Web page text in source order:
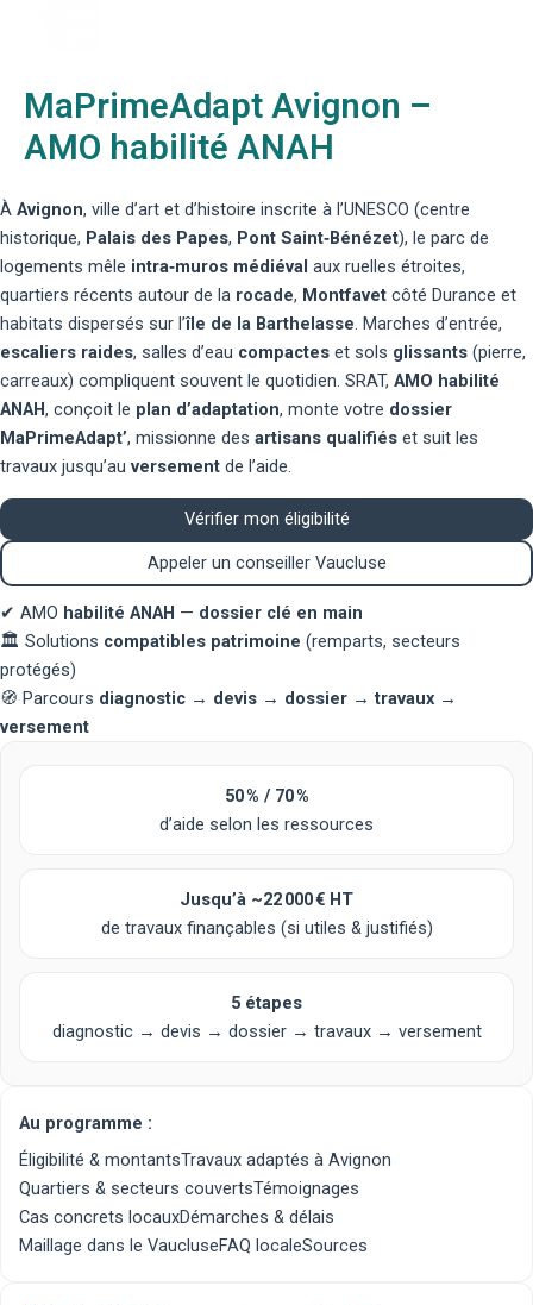
MaPrimeAdapt Avignon –
AMO habilité ANAH
À Avignon, ville d’art et d’histoire inscrite à l’UNESCO (centre
historique, Palais des Papes, Pont Saint‑Bénézet), le parc de
logements mêle intra‑muros médiéval aux ruelles étroites,
quartiers récents autour de la rocade, Montfavet côté Durance et
habitats dispersés sur l’île de la Barthelasse. Marches d’entrée,
escaliers raides, salles d’eau compactes et sols glissants (pierre,
carreaux) compliquent souvent le quotidien. SRAT, AMO habilité
ANAH, conçoit le plan d’adaptation, monte votre dossier
MaPrimeAdapt’, missionne des artisans qualifiés et suit les
travaux jusqu’au versement de l’aide.
Vérifier mon éligibilité
Appeler un conseiller Vaucluse
✔ AMO habilité ANAH — dossier clé en main
🏛️ Solutions compatibles patrimoine (remparts, secteurs
protégés)
🧭 Parcours diagnostic → devis → dossier → travaux →
versement
50 % / 70 %
d’aide selon les ressources
Jusqu’à ~22 000 € HT
de travaux finançables (si utiles & justifiés)
5 étapes
diagnostic → devis → dossier → travaux → versement
Au programme :
Éligibilité & montantsTravaux adaptés à Avignon
Quartiers & secteurs couvertsTémoignages
Cas concrets locauxDémarches & délais
Maillage dans le VaucluseFAQ localeSources